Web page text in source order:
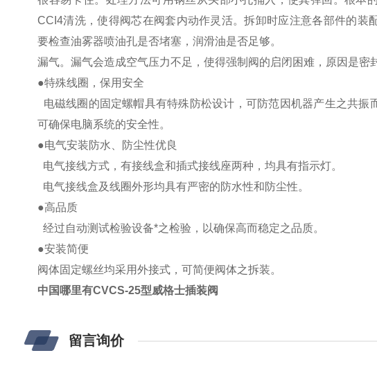
CCI4清洗，使得阀芯在阀套内动作灵活。拆卸时应注意各部件的装
要检查油雾器喷油孔是否堵塞，润滑油是否足够。
漏气。漏气会造成空气压力不足，使得强制阀的启闭困难，原因是密
●特殊线圈，保用安全
电磁线圈的固定螺帽具有特殊防松设计，可防范因机器产生之共振
可确保电脑系统的安全性。
●电气安装防水、防尘性优良
电气接线方式，有接线盒和插式接线座两种，均具有指示灯。
电气接线盒及线圈外形均具有严密的防水性和防尘性。
●高品质
经过自动测试检验设备*之检验，以确保高而稳定之品质。
●安装简便
阀体固定螺丝均采用外接式，可简便阀体之拆装。
中国哪里有CVCS-25型威格士插装阀
留言询价